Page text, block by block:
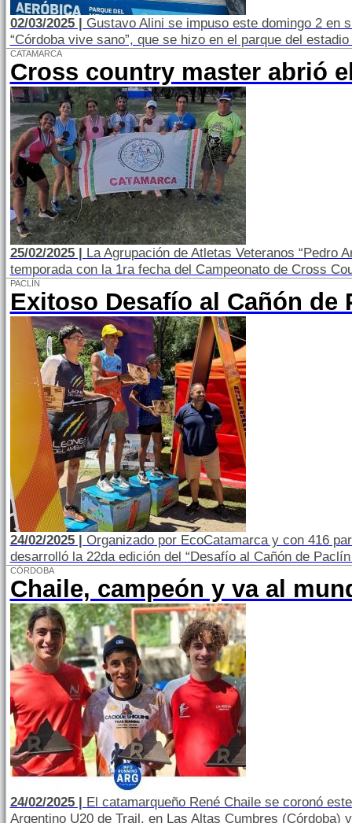
02/03/2025 | Gustavo Alini se impuso este domingo 2 en
“Córdoba vive sano”, que se hizo en el parque del estadio
CATAMARCA
Cross country master abrió
25/02/2025 | La Agrupación de Atletas Veteranos “Pedro
temporada con la 1ra fecha del Campeonato de Cross
PACLÍN
Exitoso Desafío al Cañón de
24/02/2025 | Organizado por EcoCatamarca y con 416
desarrolló la 22da edición del “Desafío al Cañón de
CÓRDOBA
Chaile, campeón y va al
24/02/2025 | El catamarqueño René Chaile se coronó
Argentino U20 de Trail, en Las Altas Cumbres (Córdoba)